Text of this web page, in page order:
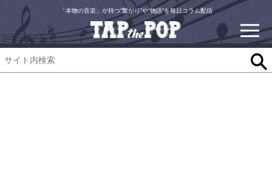
「本物の音楽」が持つ“繋がり”や“物語”を毎日コラム配信